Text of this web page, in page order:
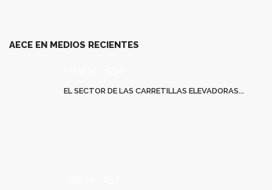
AECE EN MEDIOS RECIENTES
EL SECTOR DE LAS CARRETILLAS ELEVADORAS...